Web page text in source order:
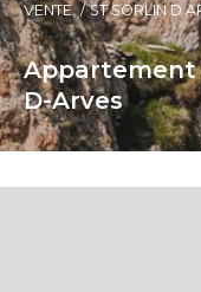
VENTE
ST SORLIN D
Appartement
D-Arves